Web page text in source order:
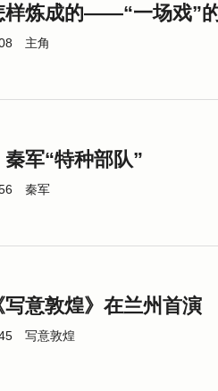
样炼成的——“一场戏”
主角
军“特种部队”
秦军
意敦煌》在兰州首演
写意敦煌